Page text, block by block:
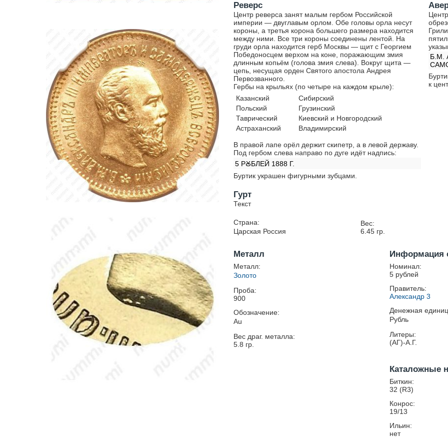
Реверс
Центр реверса занят малым гербом Российской
империи — двуглавым орлом. Обе головы орла несут
короны, а третья корона большего размера находится
между ними. Все три короны соединены лентой. На
груди орла находится герб Москвы — щит с Георгием
Победоносцем верхом на коне, поражающим змия
длинным копьём (голова змия слева). Вокруг щита —
цепь, несущая орден Святого апостола Андрея
Первозванного.
Гербы на крыльях (по четыре на каждом крыле):
Казанский
Польский
Таврический
Астраханский
Сибирский
Грузинский
Киевский и Новгородский
Владимирский
В правой лапе орёл держит скипетр, а в левой державу.
Под гербом слева направо по дуге идёт надпись:
5 РꙊБЛЕЙ 1888 Г.
Буртик украшен фигурными зубцами.
Б.М.
к
Гурт
Текст
Страна:
Царская Россия
Вес:
6.45гр.
Металл
Металл:
Золото
Проба:
900
Обозначение:
Au
Вес драг. металла:
5.8 гр.
Информация
Номинал:
5 рублей
Правитель:
Александр 3
Денежная
Рубль
Литеры:
(АГ)-А.Г.
Каталожные
Биткин:
32 (R3)
Конрос:
19/13
Ильин:
нет